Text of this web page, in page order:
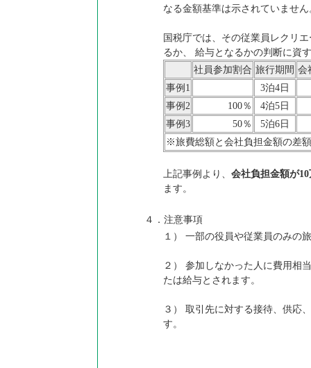
なる金額基準は示されていません
国税庁では、その従業員レクリ
るか、 給与となるかの判断に資
社員参加割合 旅行期間 会
事例1
3泊4日
事例2
100％
4泊5日
事例3
50％
5泊6日
※旅費総額と会社負担金額の差
上記事例より、 会社負担金額が
ます。
４．注意事項
１） 一部の役員や従業員のみの
２） 参加しなかった人に費用相
たは給与とされます。
３） 取引先に対する接待、供応
す。